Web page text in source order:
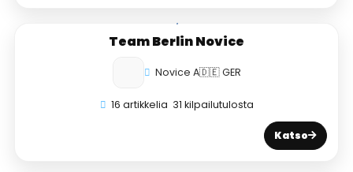
Team Berlin Novice
Novice A🇩🇪 GER
16 artikkelia 31 kilpailutulosta
Katso